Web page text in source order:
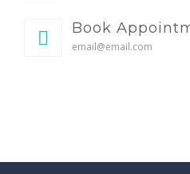
Book
email@email.com